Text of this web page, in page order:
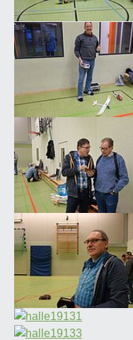
Show larger version for:
Show larger version for:
Show larger version for:
Show larger version for:
Show larger version for: